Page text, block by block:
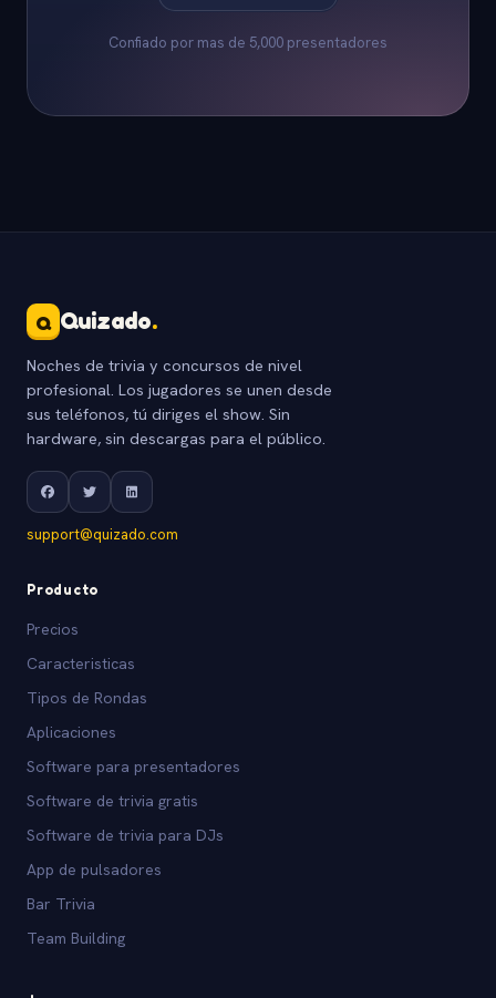
Confiado por mas de 5,000 presentadores
Q Quizado.
Noches de trivia y concursos de nivel
profesional. Los jugadores se unen desde
sus teléfonos, tú diriges el show. Sin
hardware, sin descargas para el público.
support@quizado.com
Producto
Precios
Caracteristicas
Tipos de Rondas
Aplicaciones
Software para presentadores
Software de trivia gratis
Software de trivia para DJs
App de pulsadores
Bar Trivia
Team Building